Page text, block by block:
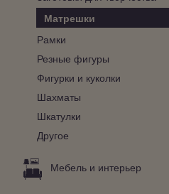
Матрешки
Рамки
Резные фигуры
Фигурки и куколки
Шахматы
Шкатулки
Другое
Мебель и интерьер